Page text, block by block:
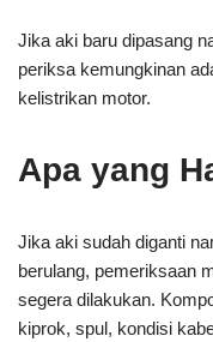
Jika aki baru dipasang
periksa kemungkinan
kelistrikan motor.
Apa yang
Jika aki sudah diganti
berulang, pemeriksaan
segera dilakukan.
kiprok, spul, kondisi